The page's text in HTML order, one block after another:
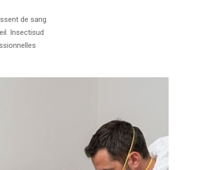
de sang
Insectisud